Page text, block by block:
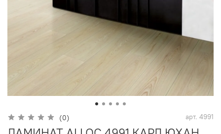
(0) арт. 4991